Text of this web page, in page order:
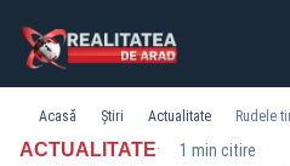
Acasă Știri Actualitate
ACTUALITATE· 1 min citire